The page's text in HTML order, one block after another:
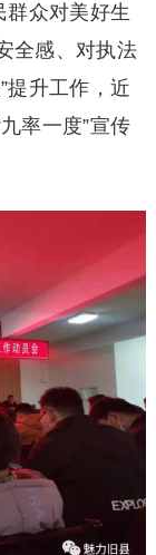
群众对美好生
全感、对执法
提升工作，近
率一度”宣传